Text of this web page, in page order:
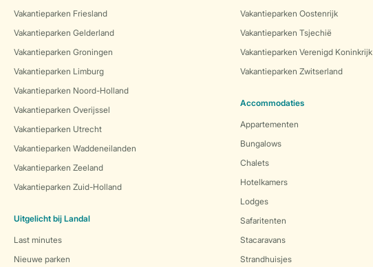
Vakantieparken Friesland
Vakantieparken Gelderland
Vakantieparken Groningen
Vakantieparken Limburg
Vakantieparken Noord-Holland
Vakantieparken Overijssel
Vakantieparken Utrecht
Vakantieparken Waddeneilanden
Vakantieparken Zeeland
Vakantieparken Zuid-Holland
Uitgelicht bij Landal
Last minutes
Nieuwe parken
Vakantieparken Oostenrijk
Vakantieparken Tsjechië
Vakantieparken Verenigd Koninkrijk
Vakantieparken Zwitserland
Accommodaties
Appartementen
Bungalows
Chalets
Hotelkamers
Lodges
Safaritenten
Stacaravans
Strandhuisjes